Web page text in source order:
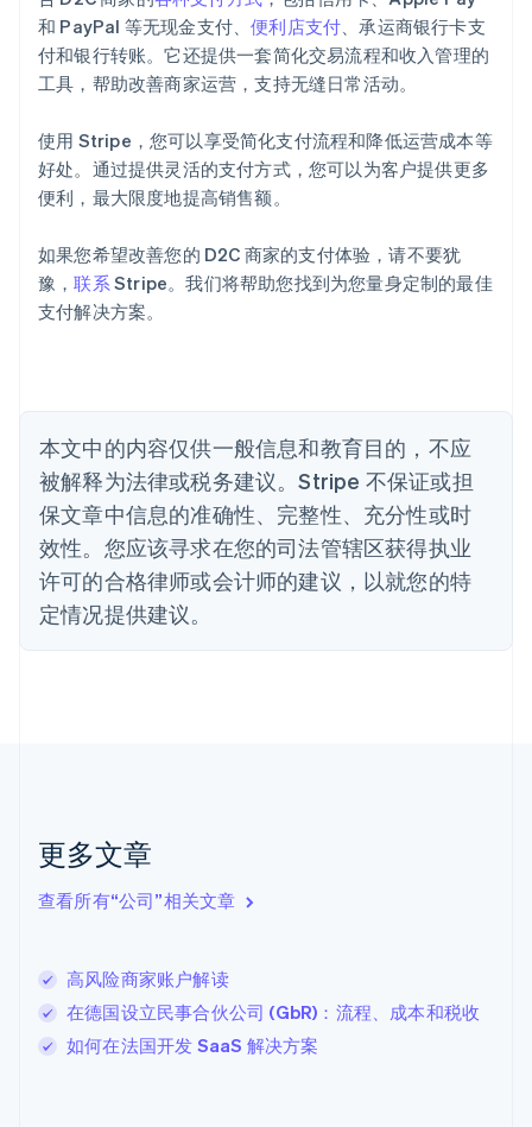
和 PayPal 等无现金支付、便利店支付、承运商银行卡支
付和银行转账。它还提供一套简化交易流程和收入管理的
工具，帮助改善商家运营，支持无缝日常活动。
使用 Stripe，您可以享受简化支付流程和降低运营成本等
好处。通过提供灵活的支付方式，您可以为客户提供更多
便利，最大限度地提高销售额。
如果您希望改善您的 D2C 商家的支付体验，请不要犹
豫，联系Stripe。我们将帮助您找到为您量身定制的最佳
支付解决方案。
本文中的内容仅供一般信息和教育目的，不应
被解释为法律或税务建议。Stripe 不保证或担
保文章中信息的准确性、完整性、充分性或时
效性。您应该寻求在您的司法管辖区获得执业
许可的合格律师或会计师的建议，以就您的特
定情况提供建议。
更多文章
查看所有“公司”相关文章
高风险商家账户解读
在德国设立民事合伙公司 (GbR)：流程、成本和税收
如何在法国开发 SaaS 解决方案
阿联酋
English
爱尔兰
English
English
奥地利
DeutschEnglish
澳大利亚
巴西
PortuguêsEnglish
保加利亚
English
丹麦
德国
DeutschEnglish
法国
FrançaisEnglish
芬兰
EnglishSvenska
English
English
卢森堡
罗马尼亚
English